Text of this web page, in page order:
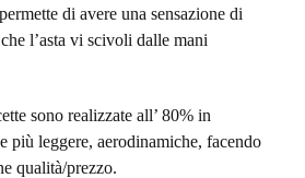
di avere una sensazione di
l’asta vi scivoli dalle mani
sono realizzate all’ 80% in
più leggere, aerodinamiche, facendo
qualità/prezzo.